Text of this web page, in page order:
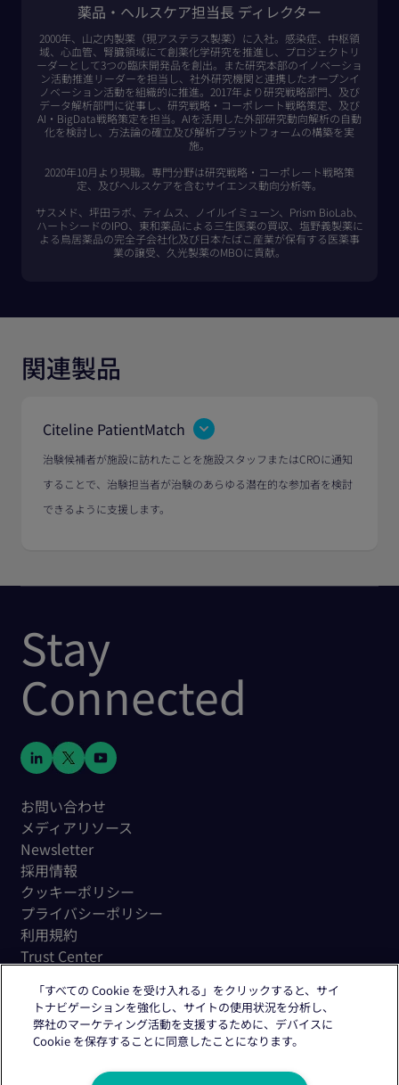
薬品・ヘルスケア担当長 ディレクター
2000年、山之内製薬（現アステラス製薬）に入社。感染症、中枢領
域、心血管、腎臓領域にて創薬化学研究を推進し、プロジェクトリ
ーダーとして3つの臨床開発品を創出。また研究本部のイノベーショ
ン活動推進リーダーを担当し、社外研究機関と連携したオープンイ
ノベーション活動を組織的に推進。2017年より研究戦略部門、及び
データ解析部門に従事し、研究戦略・コーポレート戦略策定、及び
AI・BigData戦略策定を担当。AIを活用した外部研究動向解析の自動
化を検討し、方法論の確立及び解析プラットフォームの構築を実
施。
2020年10月より現職。専門分野は研究戦略・コーポレート戦略策
定、及びヘルスケアを含むサイエンス動向分析等。
サスメド、坪田ラボ、ティムス、ノイルイミューン、Prism BioLab、
ハートシードのIPO、東和薬品による三生医薬の買収、塩野義製薬に
よる鳥居薬品の完全子会社化及び日本たばこ産業が保有する医薬事
業の譲受、久光製薬のMBOに貢献。
関連製品
Citeline PatientMatch
治験候補者が施設に訪れたことを施設スタッフまたはCROに通知
することで、治験担当者が治験のあらゆる潜在的な参加者を検討
できるように支援します。
Stay
Connected
お問い合わせ
メディアリソース
Newsletter
採用情報
クッキーポリシー
プライバシーポリシー
利用規約
Trust Center
「すべての Cookie を受け入れる」をクリックすると、サイ
トナビゲーションを強化し、サイトの使用状況を分析し、
弊社のマーケティング活動を支援するために、デバイスに
Cookie を保存することに同意したことになります。